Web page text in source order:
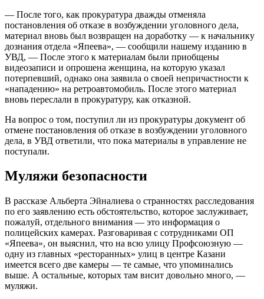
— После того, как прокуратура дважды отменяла
постановления об отказе в возбуждении уголовного дела,
материал вновь был возвращен на доработку — к начальнику
дознания отдела «Япеева», — сообщили нашему изданию в
УВД, — После этого к материалам были приобщены
видеозаписи и опрошена женщина, на которую указал
потерпевший, однако она заявила о своей непричастности к
«нападению» на ретроавтомобиль. После этого материал
вновь переслали в прокуратуру, как отказной.
На вопрос о том, поступил ли из прокуратуры документ об
отмене постановления об отказе в возбуждении уголовного
дела, в УВД ответили, что пока материалы в управление не
поступали.
Муляжи безопасности
В рассказе Альберта Эйналиева о странностях расследования
по его заявлению есть обстоятельство, которое заслуживает,
пожалуй, отдельного внимания — это информация о
полицейских камерах. Разговаривая с сотрудниками ОП
«Япеева», он выяснил, что на всю улицу Профсоюзную —
одну из главных «ресторанных» улиц в центре Казани
имеется всего две камеры — те самые, что упоминались
выше. А остальные, которых там висит довольно много, —
муляжи.